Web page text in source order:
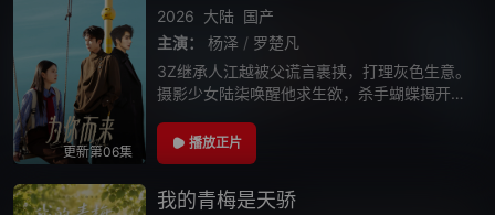
更新第06集
2026 大陆 国产
主演：
杨泽 / 罗楚凡
3Z继承人江越被父谎言裹挟，打理灰色生意。
摄影少女陆柒唤醒他求生欲，杀手蝴蝶揭开十
光罪行入狱八年，出狱后与远在巴黎成名的她
隔橱窗遥遥相望。
播放正片
我的青梅是天骄